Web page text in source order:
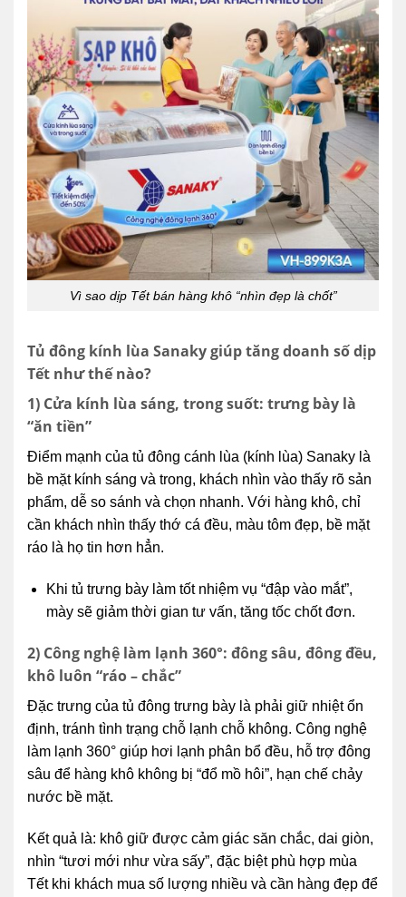
Vì sao dịp Tết bán hàng khô “nhìn đẹp là chốt”
Tủ đông kính lùa Sanaky giúp tăng doanh số dịp
Tết như thế nào?
1) Cửa kính lùa sáng, trong suốt: trưng bày là
“ăn tiền”
Điểm mạnh của tủ đông cánh lùa (kính lùa) Sanaky là
bề mặt kính sáng và trong, khách nhìn vào thấy rõ sản
phẩm, dễ so sánh và chọn nhanh. Với hàng khô, chỉ
cần khách nhìn thấy thớ cá đều, màu tôm đẹp, bề mặt
ráo là họ tin hơn hẳn.
Khi tủ trưng bày làm tốt nhiệm vụ “đập vào mắt”,
mày sẽ giảm thời gian tư vấn, tăng tốc chốt đơn.
2) Công nghệ làm lạnh 360°: đông sâu, đông đều,
khô luôn “ráo – chắc”
Đặc trưng của tủ đông trưng bày là phải giữ nhiệt ổn
định, tránh tình trạng chỗ lạnh chỗ không. Công nghệ
làm lạnh 360° giúp hơi lạnh phân bổ đều, hỗ trợ đông
sâu để hàng khô không bị “đổ mồ hôi”, hạn chế chảy
nước bề mặt.
Kết quả là: khô giữ được cảm giác săn chắc, dai giòn,
nhìn “tươi mới như vừa sấy”, đặc biệt phù hợp mùa
Tết khi khách mua số lượng nhiều và cần hàng đẹp để